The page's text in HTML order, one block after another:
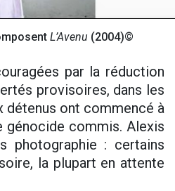
L’Avenu (2004)©
par la réduction
provisoires, dans les
détenus ont commencé à
génocide commis. Alexis
photographie : certains
la plupart en attente